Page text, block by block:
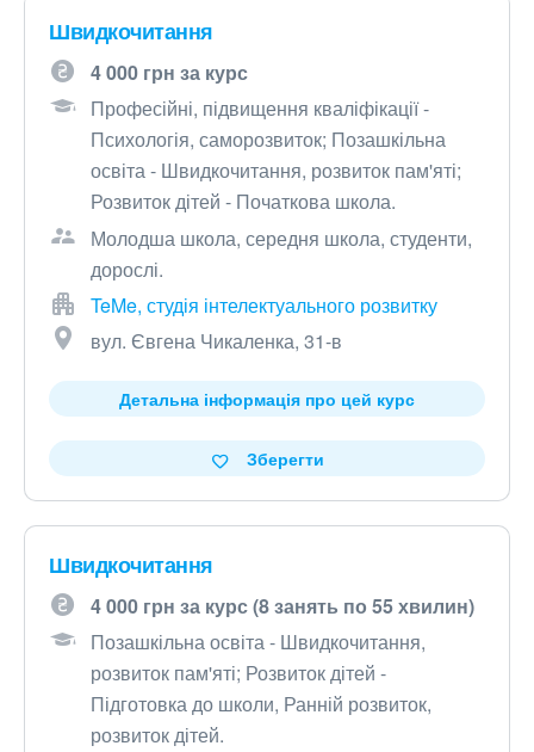
Швидкочитання
4 000 грн за курс
Професійні, підвищення кваліфікації -
Психологія, саморозвиток; Позашкільна
освіта - Швидкочитання, розвиток пам'яті;
Розвиток дітей - Початкова школа.
Молодша школа, середня школа, студенти,
дорослі.
TeMe, студія інтелектуального розвитку
вул. Євгена Чикаленка, 31-в
Детальна інформація про цей курс
Зберегти
Швидкочитання
4 000 грн за курс (8 занять по 55 хвилин)
Позашкільна освіта - Швидкочитання,
розвиток пам'яті; Розвиток дітей -
Підготовка до школи, Ранній розвиток,
розвиток дітей.